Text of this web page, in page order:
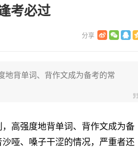
考必过
地背单词、背作文成为备考的常
高强度地背单词、背作文成为备
哑、嗓子干涩的情况，严重者还